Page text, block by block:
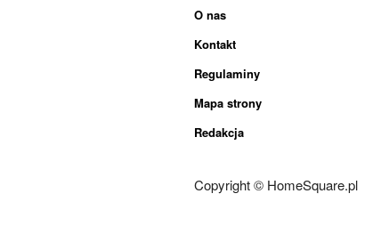
O nas
Kontakt
Regulaminy
Mapa strony
Redakcja
Copyright © HomeSquare.pl